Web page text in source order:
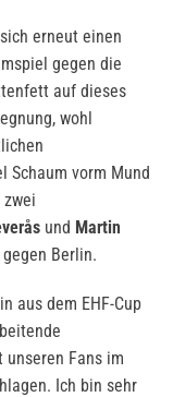
erneut einen
gegen die
auf dieses
wohl
Schaum vorm Mund
und Martin
Berlin.
aus dem EHF-Cup
Fans im
Ich bin sehr